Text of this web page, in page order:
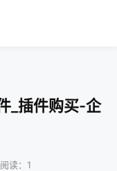
_插件购买-企
读：1